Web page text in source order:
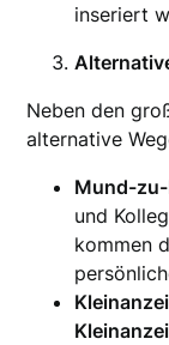
inseriert
Neben den
alternative
Mund-
und
kommen